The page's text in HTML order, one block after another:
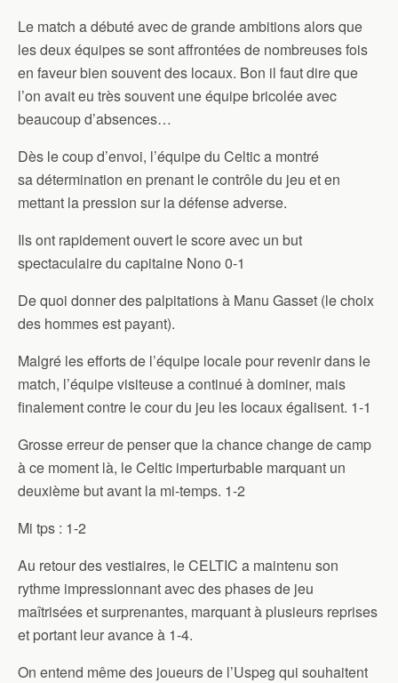
Le match a débuté avec de grande ambitions alors que
les deux équipes se sont affrontées de nombreuses fois
en faveur bien souvent des locaux. Bon il faut dire que
l’on avait eu très souvent une équipe bricolée avec
beaucoup d’absences…
Dès le coup d’envoi, l’équipe du Celtic a montré
sa détermination en prenant le contrôle du jeu et en
mettant la pression sur la défense adverse.
Ils ont rapidement ouvert le score avec un but
spectaculaire du capitaine Nono 0-1
De quoi donner des palpitations à Manu Gasset (le choix
des hommes est payant).
Malgré les efforts de l’équipe locale pour revenir dans le
match, l’équipe visiteuse a continué à dominer, mais
finalement contre le cour du jeu les locaux égalisent. 1-1
Grosse erreur de penser que la chance change de camp
à ce moment là, le Celtic imperturbable marquant un
deuxième but avant la mi-temps. 1-2
Mi tps : 1-2
Au retour des vestiaires, le CELTIC a maintenu son
rythme impressionnant avec des phases de jeu
maîtrisées et surprenantes, marquant à plusieurs reprises
et portant leur avance à 1-4.
On entend même des joueurs de l’Uspeg qui souhaitent